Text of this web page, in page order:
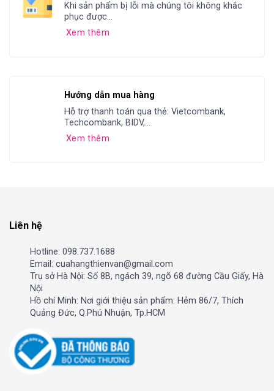
Khi sản phẩm bị lỗi mà chúng tôi không khắc
phục được...
Xem thêm
Hướng dẫn mua hàng
Hỗ trợ thanh toán qua thẻ: Vietcombank,
Techcombank, BIDV,...
Xem thêm
Liên hệ
Hotline: 098.737.1688
Email: cuahangthienvan@gmail.com
Trụ sở Hà Nội: Số 8B, ngách 39, ngõ 68 đường Cầu Giấy, Hà
Nội
Hồ chí Minh: Nơi giới thiệu sản phẩm: Hẻm 86/7, Thích
Quảng Đức, Q.Phú Nhuận, Tp.HCM